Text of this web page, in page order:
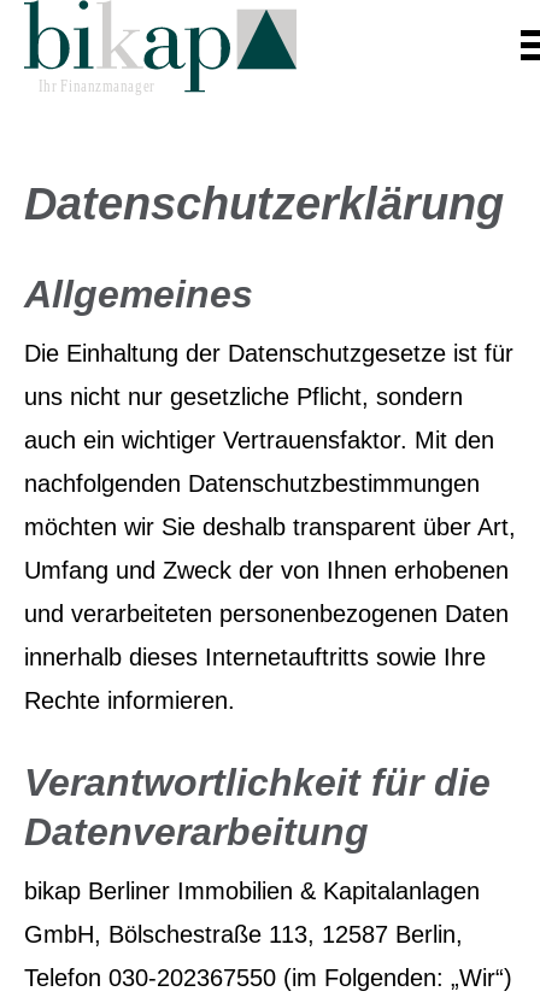
Datenschutzerklärung
Allgemeines
Die Einhaltung der Datenschutzgesetze ist für
uns nicht nur gesetzliche Pflicht, sondern
auch ein wichtiger Vertrauensfaktor. Mit den
nachfolgenden Datenschutzbestimmungen
möchten wir Sie deshalb transparent über Art,
Umfang und Zweck der von Ihnen erhobenen
und verarbeiteten personenbezogenen Daten
innerhalb dieses Internetauftritts sowie Ihre
Rechte informieren.
Verantwortlichkeit für die
Datenverarbeitung
bikap Berliner Immobilien & Kapitalanlagen
GmbH, Bölschestraße 113, 12587 Berlin,
Telefon 030-202367550 (im Folgenden: „Wir“)